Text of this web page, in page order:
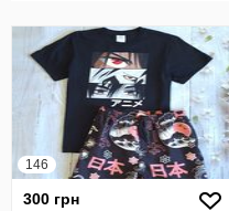
146
300 грн